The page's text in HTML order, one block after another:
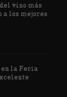
vino más
los mejores
en la Feria